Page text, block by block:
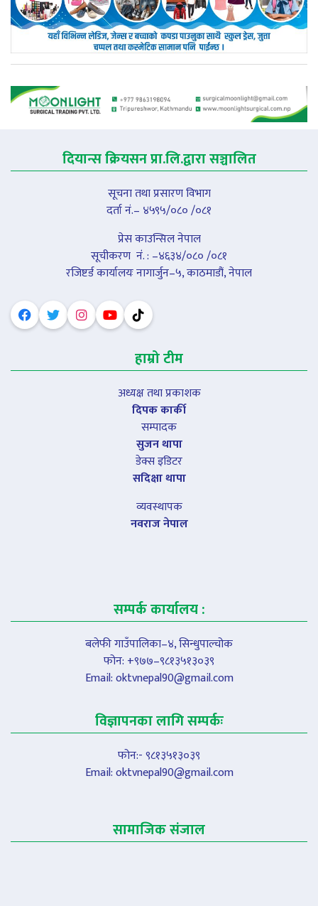
दियान्स क्रियसन प्रा.लि.द्वारा सञ्चालित
सूचना तथा प्रसारण विभाग
दर्ता नं.– ४५९५/०८० /०८१
प्रेस काउन्सिल नेपाल
सूचीकरण नंं. : –४६३४/०८० /०८१
रजिष्टर्ड कार्यालयः नागार्जुन–५, काठमाडौं, नेपाल
हाम्रो टीम
अध्यक्ष तथा प्रकाशक
दिपक कार्की
सम्पादक
सुजन थापा
डेक्स इडिटर
सदिक्षा थापा
व्यवस्थापक
नवराज नेपाल
सम्पर्क कार्यालय :
बलेफी गाउँपालिका–४, सिन्धुपाल्चोक
फोन: +९७७–९८१३५१३०३९
Email:oktvnepal90@gmail.com
विज्ञापनका लागि सम्पर्कः
फोन:- ९८१३५१३०३९
Email:oktvnepal90@gmail.com
सामाजिक संजाल